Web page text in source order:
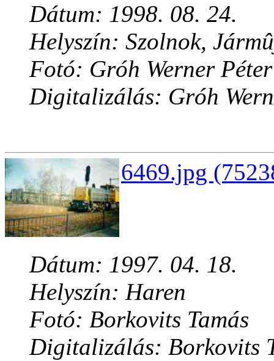
Dátum: 1998. 08. 24.
Helyszín: Szolnok,
Fotó: Gróh Werner Péter
Digitalizálás: Gróh
6469.jpg
Dátum: 1997. 04. 18.
Helyszín: Haren
Fotó: Borkovits Tamás
Digitalizálás: Borkovits